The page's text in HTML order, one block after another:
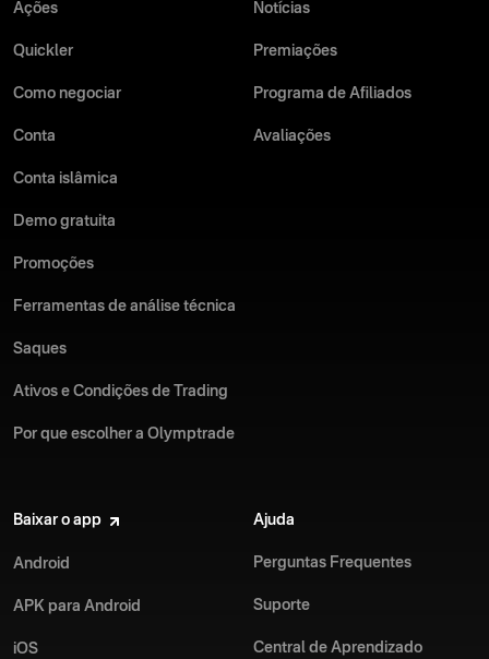
Ações
Quickler
Como negociar
Conta
Conta islâmica
Demo gratuita
Promoções
Ferramentas de análise técnica
Saques
Ativos e Condições de Trading
Por que escolher a Olymptrade
Notícias
Premiações
Programa de Afiliados
Avaliações
Baixar o app
Android
APK para Android
iOS
Ajuda
Perguntas Frequentes
Suporte
Central de Aprendizado